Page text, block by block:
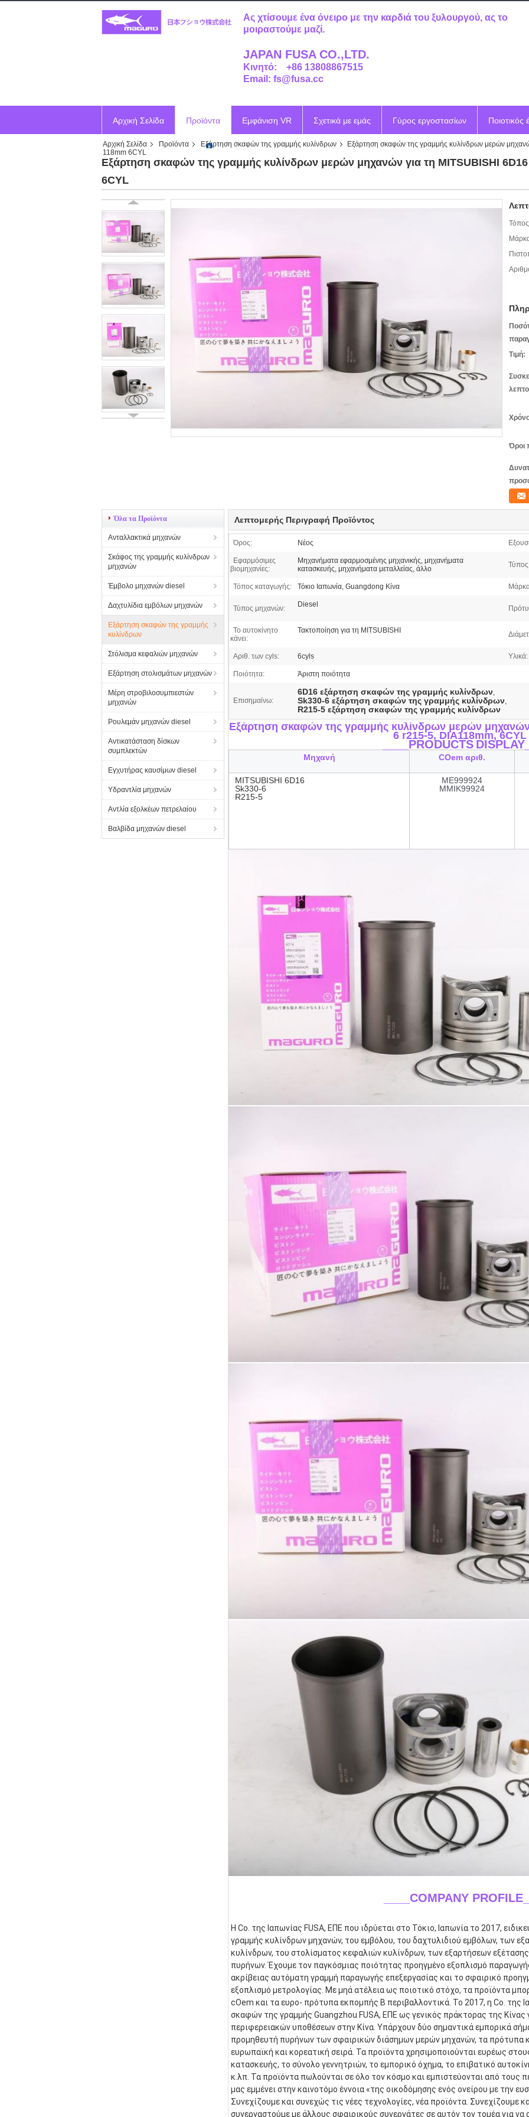
Ας χτίσουμε ένα όνειρο με την καρδιά του ξυλουργού, ας το
μοιραστούμε μαζί.
JAPAN FUSA CO.,LTD.
Κινητό: +86 13808867515
Email: fs@fusa.cc
Αρχική Σελίδα Προϊόντα Εμφάνιση VR Σχετικά με εμάς Γύρος εργοστασίων Ποιοτικός
Ζητήστε ένα απόσπασμα Vr
Αρχική Σελίδα Προϊόντα Εξάρτηση σκαφών της γραμμής κυλίνδρων
Εξάρτηση σκαφών της γραμμής κυλίνδρων μερών
118mm 6CYL
Εξάρτηση σκαφών της γραμμής κυλίνδρων μερών μηχανών για τη MITSUBISHI
6CYL
Τιμή:
Όροι
Όλα τα Προϊόντα
Ανταλλακτικά μηχανών
Σκάφος της γραμμής κυλίνδρων
μηχανών
Έμβολο μηχανών diesel
Δαχτυλίδια εμβόλων μηχανών
Εξάρτηση σκαφών της γραμμής
κυλίνδρων
Στόλισμα κεφαλιών μηχανών
Εξάρτηση στολισμάτων μηχανών
Μέρη στροβιλοσυμπιεστών
μηχανών
Ρουλεμάν μηχανών diesel
Αντικατάσταση δίσκων
συμπλεκτών
Εγχυτήρας καυσίμων diesel
Υδραντλία μηχανών
Αντλία εξολκέων πετρελαίου
Βαλβίδα μηχανών diesel
Λεπτομερής Περιγραφή Προϊόντος
Όρος: Νέος
Εφαρμόσιμες
βιομηχανίες:
Μηχανήματα εφαρμοσμένης μηχανικής, μηχανήματα
κατασκευής, μηχανήματα μεταλλείας, άλλο
Τύπος
Τόπος καταγωγής: Τόκιο Ιαπωνία, Guangdong Κίνα
Τύπος μηχανών: Diesel
Το αυτοκίνητο
κάνει:
Τακτοποίηση για τη MITSUBISHI
Αριθ. των cyls: 6cyls Υλικά:
Ποιότητα: Άριστη ποιότητα
Επισημαίνω:
6D16 εξάρτηση σκαφών της γραμμής κυλίνδρων,
Sk330-6 εξάρτηση σκαφών της γραμμής κυλίνδρων,
R215-5 εξάρτηση σκαφών της γραμμής κυλίνδρων
Εξάρτηση σκαφών της γραμμής κυλίνδρων μερών
6 r215-5, DIA118mm, 6CYL
____PRODUCTS
Μηχανή COem αριθ.
MITSUBISHI 6D16
Sk330-6
R215-5
ME999924
MMIK99924
____COMPANY
Η Co. της Ιαπωνίας FUSA, ΕΠΕ που ιδρύεται στο Τόκιο, Ιαπωνία το 2017,
γραμμής κυλίνδρων μηχανών, του εμβόλου, του δαχτυλιδιού εμβόλων, των
κυλίνδρων, του στολίσματος κεφαλιών κυλίνδρων, των εξαρτήσεων
πυρήνων. Έχουμε τον παγκόσμιας ποιότητας προηγμένο εξοπλισμό
ακρίβειας αυτόματη γραμμή παραγωγής επεξεργασίας και το σφαιρικό
εξοπλισμό μετρολογίας. Με μηά ατέλεια ως ποιοτικό στόχο, τα προϊόντα
cOem και τα ευρο- πρότυπα εκπομπής Β περιβαλλοντικά. Το 2017, η Co. της
σκαφών της γραμμής Guangzhou FUSA, ΕΠΕ ως γενικός πράκτορας της Κίνας
περιφερειακών υποθέσεων στην Κίνα. Υπάρχουν δύο σημαντικά εμπορικά
προμηθευτή πυρήνων των σφαιρικών διάσημων μερών μηχανών, τα πρότυπα
ευρωπαϊκή και κορεατική σειρά. Τα προϊόντα χρησιμοποιούνται ευρέως
κατασκευής, το σύνολο γεννητριών, το εμπορικό όχημα, το επιβατικό
κ.λπ. Τα προϊόντα πωλούνται σε όλο τον κόσμο και εμπιστεύονται από τους
μας εμμένει στην καινοτόμο έννοια «της οικοδόμησης ενός ονείρου με την
Συνεχίζουμε και συνεχώς τις νέες τεχνολογίες, νέα προϊόντα. Συνεχίζουμε
συνεργαστούμε με άλλους σφαιρικούς συνεργάτες σε αυτόν τον τομέα για